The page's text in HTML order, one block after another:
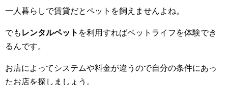
一人暮らしで賃貸だとペットを飼えませんよね。
でも レンタルペット を利用すればペットライフを体験でき
るんです。
お店によってシステムや料金が違うので自分の条件にあっ
たお店を探しましょう。